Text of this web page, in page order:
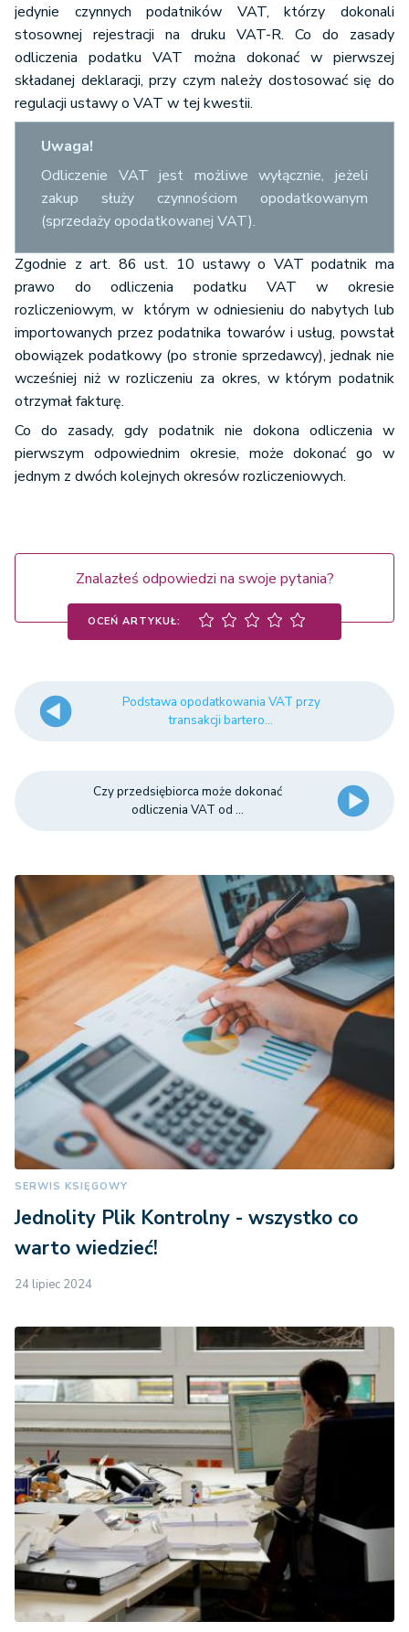
jedynie czynnych podatników VAT, którzy dokonali
stosownej rejestracji na druku VAT-R. Co do zasady
odliczenia podatku VAT można dokonać w pierwszej
składanej deklaracji, przy czym należy dostosować się do
regulacji ustawy o VAT w tej kwestii.
Uwaga!
Odliczenie VAT jest możliwe wyłącznie, jeżeli
zakup służy czynnościom opodatkowanym
(sprzedaży opodatkowanej VAT).
Zgodnie z art. 86 ust. 10 ustawy o VAT podatnik ma
prawo do odliczenia podatku VAT w okresie
rozliczeniowym, w którym w odniesieniu do nabytych lub
importowanych przez podatnika towarów i usług, powstał
obowiązek podatkowy (po stronie sprzedawcy), jednak nie
wcześniej niż w rozliczeniu za okres, w którym podatnik
otrzymał fakturę.
Co do zasady, gdy podatnik nie dokona odliczenia w
pierwszym odpowiednim okresie, może dokonać go w
jednym z dwóch kolejnych okresów rozliczeniowych.
Znalazłeś odpowiedzi na swoje pytania?
OCEŃ ARTYKUŁ:
Podstawa opodatkowania VAT przy
transakcji bartero...
Czy przedsiębiorca może dokonać
odliczenia VAT od ...
SERWIS KSIĘGOWY
Jednolity Plik Kontrolny - wszystko co
warto wiedzieć!
24 lipiec 2024